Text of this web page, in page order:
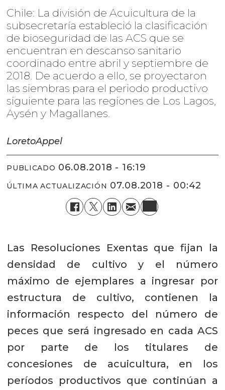
Chile: La división de Acuicultura de la
subsecretaría estableció la clasificación
de bioseguridad de las ACS que se
encuentran en descanso sanitario
coordinado entre abril y septiembre de
2018. De acuerdo a ello, se proyectaron
las siembras para el periodo productivo
siguiente para las regiones de Los Lagos,
Aysén y Magallanes.
LoretoAppel
PUBLICADO 06.08.2018 - 16:19
ÚLTIMA ACTUALIZACIÓN 07.08.2018 - 00:42
Las Resoluciones Exentas que fijan la
densidad de cultivo y el número
máximo de ejemplares a ingresar por
estructura de cultivo, contienen la
información respecto del número de
peces que será ingresado en cada ACS
por parte de los titulares de
concesiones de acuicultura, en los
períodos productivos que continúan a